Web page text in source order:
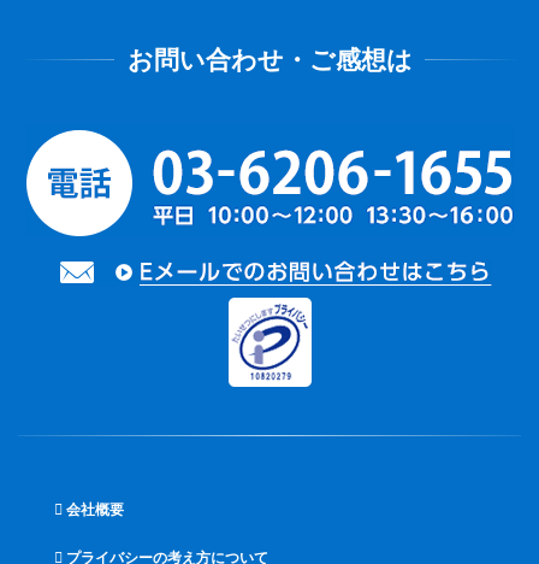
会社概要
プライバシーの考え方について